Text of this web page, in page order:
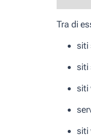
Tra di
siti
siti
siti
siti